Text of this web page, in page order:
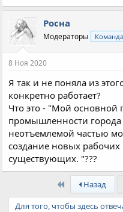
Росна
Модераторы
8 Ноя 2020
Я так и не поняла из
конкретно работает?
Что это - "Мой основной
промышленности
неотъемлемой частью
создание новых
существующих. "???
First Назад
Для того, чтобы здесь